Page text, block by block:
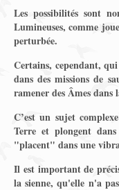
Les possibilités sont
Lumineuses, comme
perturbée.
Certains, cependant,
dans des missions de
ramener des Âmes dans
C’est un sujet
Terre et plongent
"placent" dans une
Il est important de
la sienne, qu'elle n'a